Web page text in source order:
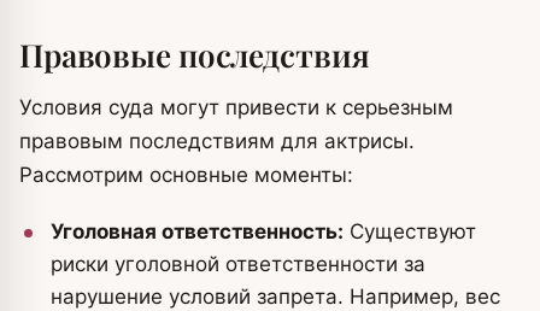
Правовые последствия
Условия суда могут привести к серьезным
правовым последствиям для актрисы.
Рассмотрим основные моменты:
Уголовная ответственность: Существуют
риски уголовной ответственности за
нарушение условий запрета. Например, вес